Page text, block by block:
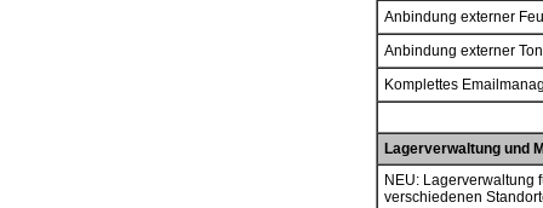
Anbindung externer
Anbindung externer
Komplettes
Lagerverwaltung und
NEU: Lagerverwaltung
verschiedenen